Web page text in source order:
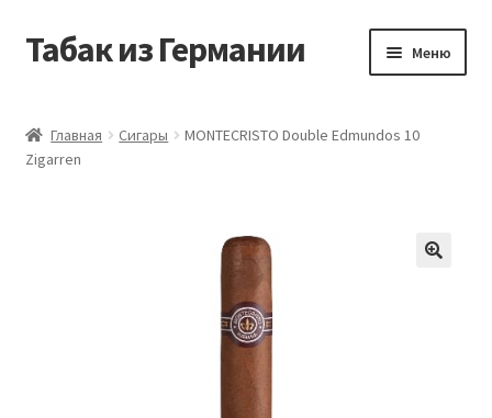
Перейти
Перейти
Табак из Германии Меню
Аккаунт
Главная Сигары
MONTECRISTO Double Edmundos 10
Zigarren